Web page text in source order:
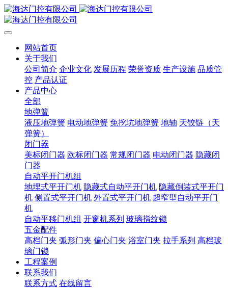
网站首页
关于我们
公司简介 企业文化 发展历程 荣誉资质 生产设施 品质管
控 产品认证
产品中心
全部
地弹簧
液压地弹簧 电动地弹簧 免挖坑地弹簧 地轴 天铰链（天
弹簧）
闭门器
美标闭门器 欧标闭门器 常规闭门器 电动闭门器 隐藏闭
门器
自动平开门机组
地埋式平开门机 隐藏式自动平开门机 隐藏倒装式平开门
机 侧置式平开门机 外置式平开门机 超窄型自动平开门
机
自动平移门机组 开窗机系列 玻璃指纹锁
五金配件
高档门夹 弧形门夹 偏心门夹 浴室门夹 拉手系列 高档玻
璃门锁
工程案例
联系我们
联系方式 在线留言